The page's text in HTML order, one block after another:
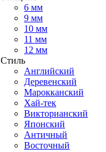
6 мм
9 мм
10 мм
11 мм
12 мм
Стиль
Английский
Деревенский
Марокканский
Хай-тек
Викторианский
Японский
Античный
Восточный